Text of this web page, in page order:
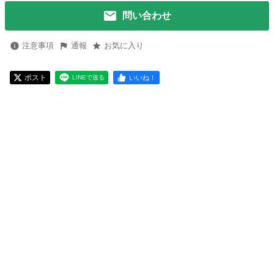
問い合わせ
注意事項 通報 お気に入り
ポスト LINEで送る いいね！